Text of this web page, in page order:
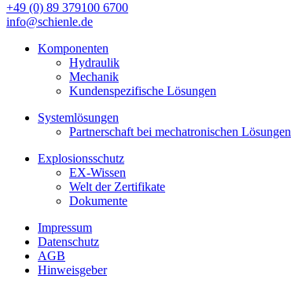
+49 (0) 89 379100 6700
info@schienle.de
Komponenten
Hydraulik
Mechanik
Kundenspezifische Lösungen
Systemlösungen
Partnerschaft bei mechatronischen Lösungen
Explosionsschutz
EX-Wissen
Welt der Zertifikate
Dokumente
Impressum
Datenschutz
AGB
Hinweisgeber